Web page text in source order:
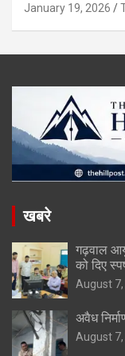
January 19, 2026
खबरे
गढ़वाल
को दिए
August
अवैध
August